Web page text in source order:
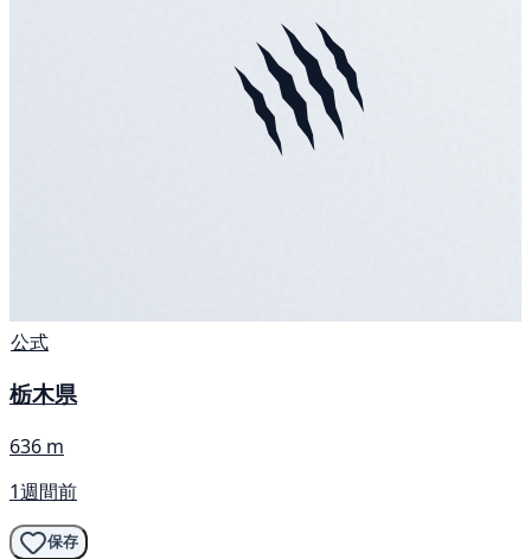
公式
栃木県
636 m
1週間前
保存